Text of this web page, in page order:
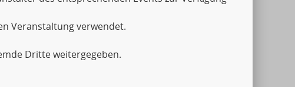
Veranstaltung verwendet.
Dritte weitergegeben.